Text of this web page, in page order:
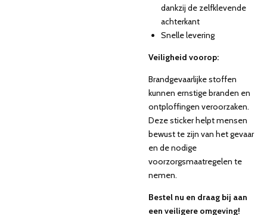
dankzij de zelfklevende
achterkant
Snelle levering
Veiligheid voorop:
Brandgevaarlijke stoffen
kunnen ernstige branden en
ontploffingen veroorzaken.
Deze sticker helpt mensen
bewust te zijn van het gevaar
en de nodige
voorzorgsmaatregelen te
nemen.
Bestel nu en draag bij aan
een veiligere omgeving!